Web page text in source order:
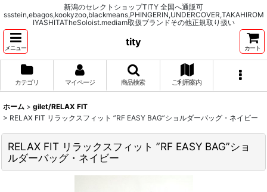
新潟のセレクトショップTITY 全国へ通販可
ssstein,ebagos,kookyzoo,blackmeans,PHINGERIN,UNDERCOVER,TAKAHIROM
IYASHITATheSoloist.mediam取扱ブランドその他正規取り扱い
メニュー
tity
カート
カテゴリ マイページ 商品検索 ご利用案内
ホーム > gilet/RELAX FIT
> RELAX FIT リラックスフィット ”RF EASY BAG”ショルダーバッグ・ネイビー
RELAX FIT リラックスフィット ”RF EASY BAG”ショ
ルダーバッグ・ネイビー